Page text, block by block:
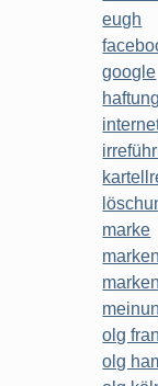
eugh
google
haftung
marke
olg
olg